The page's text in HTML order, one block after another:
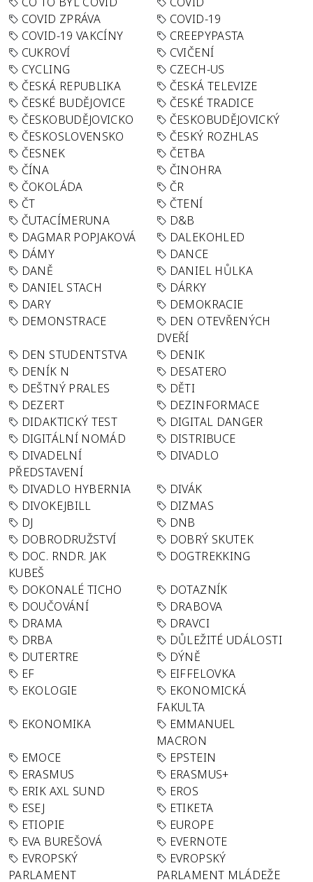
COVID ZPRÁVA
COVID-19
COVID-19 VAKCÍNY
CREEPYPASTA
CUKROVÍ
CVIČENÍ
CYCLING
CZECH-US
ČESKÁ REPUBLIKA
ČESKÁ TELEVIZE
ČESKÉ BUDĚJOVICE
ČESKÉ TRADICE
ČESKOBUDĚJOVICKO
ČESKOBUDĚJOVICKÝ
ČESKOSLOVENSKO
ČESKÝ ROZHLAS
ČESNEK
ČETBA
ČÍNA
ČINOHRA
ČOKOLÁDA
ČR
ČT
ČTENÍ
ČUTACÍMERUNA
D&B
DAGMAR POPJAKOVÁ
DALEKOHLED
DÁMY
DANCE
DANĚ
DANIEL HŮLKA
DANIEL STACH
DÁRKY
DARY
DEMOKRACIE
DEMONSTRACE
DEN OTEVŘENÝCH
DVEŘÍ
DEN STUDENTSTVA
DENIK
DENÍK N
DESATERO
DEŠTNÝ PRALES
DĚTI
DEZERT
DEZINFORMACE
DIDAKTICKÝ TEST
DIGITAL DANGER
DIGITÁLNÍ NOMÁD
DISTRIBUCE
DIVADELNÍ
PŘEDSTAVENÍ
DIVADLO
DIVADLO HYBERNIA
DIVÁK
DIVOKEJBILL
DIZMAS
DJ
DNB
DOBRODRUŽSTVÍ
DOBRÝ SKUTEK
DOC. RNDR. JAK
KUBEŠ
DOGTREKKING
DOKONALÉ TICHO
DOTAZNÍK
DOUČOVÁNÍ
DRABOVA
DRAMA
DRAVCI
DRBA
DŮLEŽITÉ UDÁLOSTI
DUTERTRE
DÝNĚ
EF
EIFFELOVKA
EKOLOGIE
EKONOMICKÁ
FAKULTA
EKONOMIKA
EMMANUEL
MACRON
EMOCE
EPSTEIN
ERASMUS
ERASMUS+
ERIK AXL SUND
EROS
ESEJ
ETIKETA
ETIOPIE
EUROPE
EVA BUREŠOVÁ
EVERNOTE
EVROPSKÝ
PARLAMENT
EVROPSKÝ
PARLAMENT MLÁDEŽE